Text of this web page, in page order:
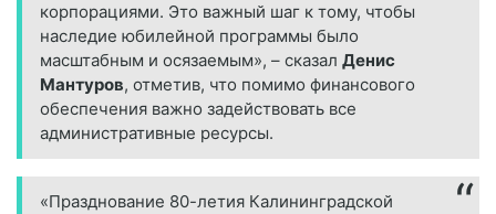
корпорациями. Это важный шаг к тому, чтобы
наследие юбилейной программы было
масштабным и осязаемым», – сказал Денис
Мантуров, отметив, что помимо финансового
обеспечения важно задействовать все
административные ресурсы.
«Празднование 80-летия Калининградской